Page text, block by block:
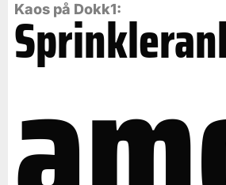
Kaos på Dokk1: